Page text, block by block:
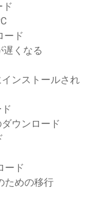
ード
遅くなる
ンストールされ
ウンロード
ード
ための移行